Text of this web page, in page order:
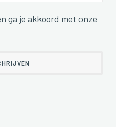
ga je akkoord met onze